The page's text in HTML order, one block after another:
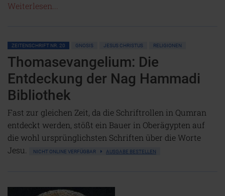
Weiterlesen...
ZEITENSCHRIFT NR. 20 GNOSIS JESUS CHRISTUS RELIGIONEN
Thomasevangelium: Die
Entdeckung der Nag Hammadi
Bibliothek
Fast zur gleichen Zeit, da die Schriftrollen in Qumran
entdeckt werden, stößt ein Bauer in Oberägypten auf
die wohl ursprünglichsten Schriften über die Worte
Jesu.
NICHT ONLINE VERFÜGBAR AUSGABE BESTELLEN